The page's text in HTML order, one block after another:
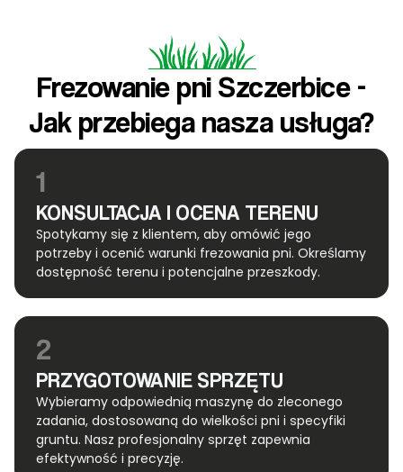
Frezowanie pni Szczerbice -
Jak przebiega nasza usługa?
1
KONSULTACJA I OCENA TERENU
Spotykamy się z klientem, aby omówić jego
potrzeby i ocenić warunki frezowania pni. Określamy
dostępność terenu i potencjalne przeszkody.
2
PRZYGOTOWANIE SPRZĘTU
Wybieramy odpowiednią maszynę do zleconego
zadania, dostosowaną do wielkości pni i specyfiki
gruntu. Nasz profesjonalny sprzęt zapewnia
efektywność i precyzję.